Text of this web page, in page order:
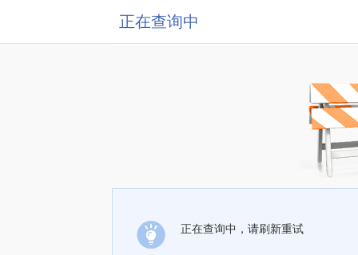
正在查询中
正在查询中，请刷新重试